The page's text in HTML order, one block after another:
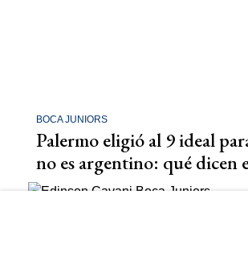
BOCA JUNIORS
Palermo eligió al 9 ideal
no es argentino: qué dicen